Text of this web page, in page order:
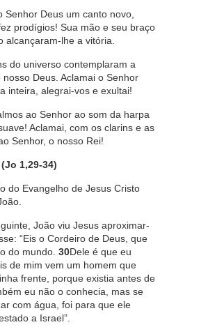
Deus um canto novo,
prodígios! Sua mão e seu braço
alcançaram-lhe a vitória.
do universo contemplaram a
nosso Deus. Aclamai o Senhor
inteira, alegrai-vos e exultai!
ao Senhor ao som da harpa
Aclamai, com os clarins e as
Senhor, o nosso Rei!
1,29-34)
do Evangelho de Jesus Cristo
João viu Jesus aproximar-
“Eis o Cordeiro de Deus, que
do mundo. 30Dele é que eu
de mim vem um homem que
frente, porque existia antes de
eu não o conhecia, mas se
com água, foi para que ele
a Israel”.